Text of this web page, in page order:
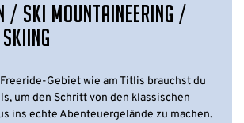
/ SKI MOUNTAINEERING /
Gebiet wie am Titlis brauchst du
um den Schritt von den klassischen
ins echte Abenteuergelände zu machen.